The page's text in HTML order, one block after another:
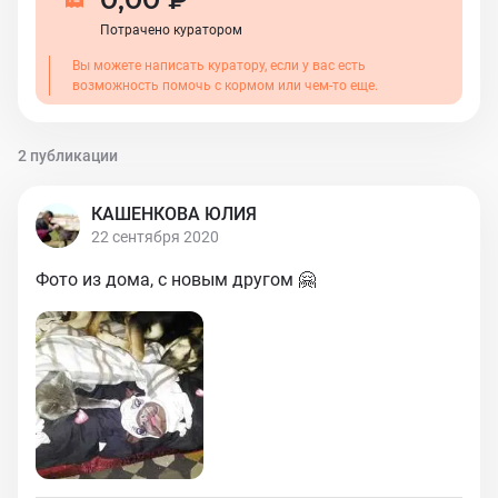
Потрачено куратором
Вы можете написать куратору, если у вас есть
возможность помочь с кормом или чем-то еще.
2 публикации
КАШЕНКОВА ЮЛИЯ
22 сентября 2020
Фото из дома, с новым другом 🤗